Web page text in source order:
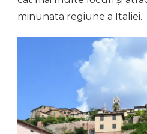
minunata regiune a Italiei.